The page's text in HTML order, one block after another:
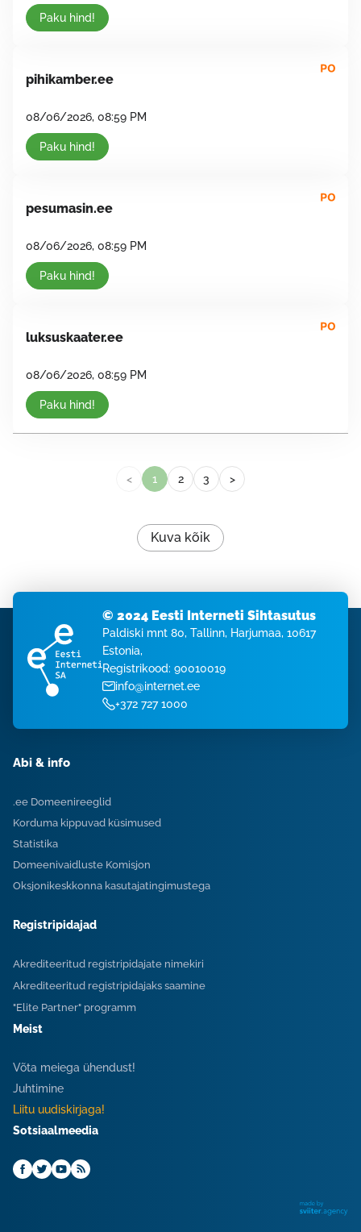
Paku hind!
pihikamber.ee
08/06/2026, 08:59 PM
Paku hind!
pesumasin.ee
08/06/2026, 08:59 PM
Paku hind!
luksuskaater.ee
08/06/2026, 08:59 PM
Paku hind!
< 1 2 3 >
Kuva kõik
© 2024 Eesti Interneti Sihtasutus
Paldiski mnt 80, Tallinn, Harjumaa, 10617
Estonia,
Registrikood: 90010019
info@internet.ee
+372 727 1000
Abi & info
.ee Domeenireeglid
Korduma kippuvad küsimused
Statistika
Domeenivaidluste Komisjon
Oksjonikeskkonna kasutajatingimustega
Registripidajad
Akrediteeritud registripidajate nimekiri
Akrediteeritud registripidajaks saamine
"Elite Partner" programm
Meist
Võta meiega ühendust!
Juhtimine
Liitu uudiskirjaga!
Sotsiaalmeedia